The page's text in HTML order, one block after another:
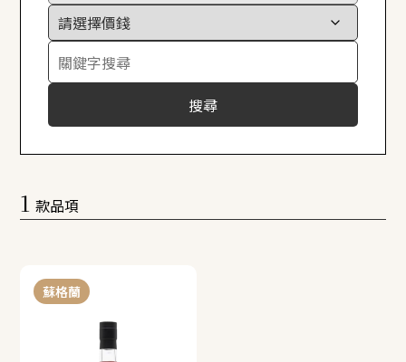
搜尋
1 款品項
蘇格蘭